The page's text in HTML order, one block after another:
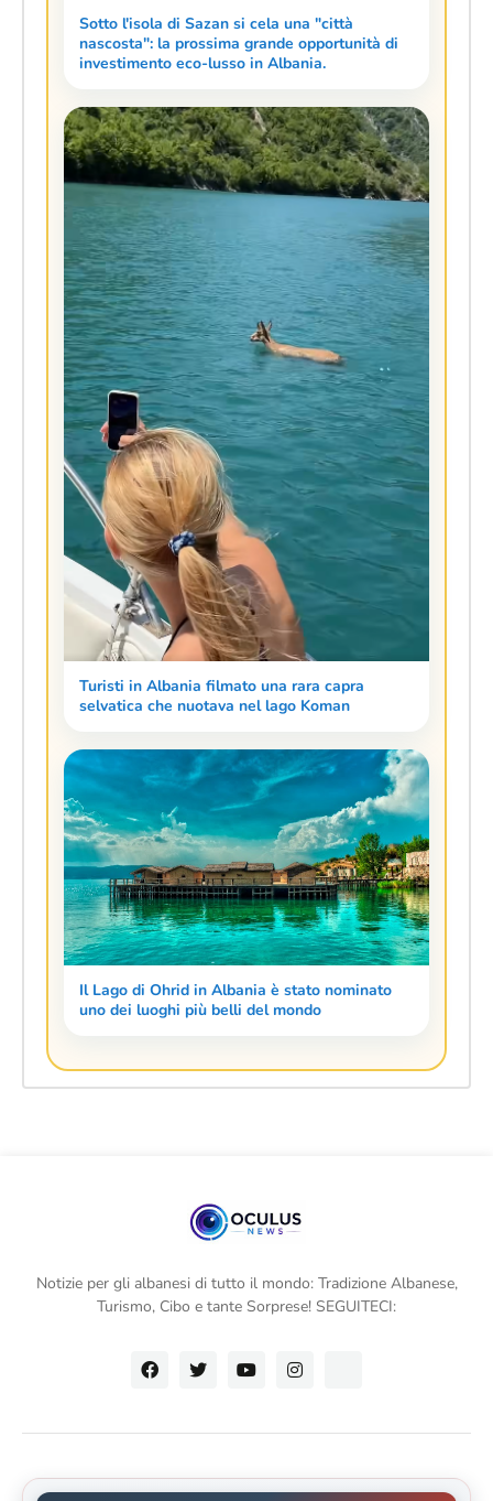
Sotto l'isola di Sazan si cela una "città
nascosta": la prossima grande opportunità di
investimento eco-lusso in Albania.
Turisti in Albania filmato una rara capra
selvatica che nuotava nel lago Koman
Il Lago di Ohrid in Albania è stato nominato
uno dei luoghi più belli del mondo
Notizie per gli albanesi di tutto il mondo: Tradizione Albanese,
Turismo, Cibo e tante Sorprese! SEGUITECI: